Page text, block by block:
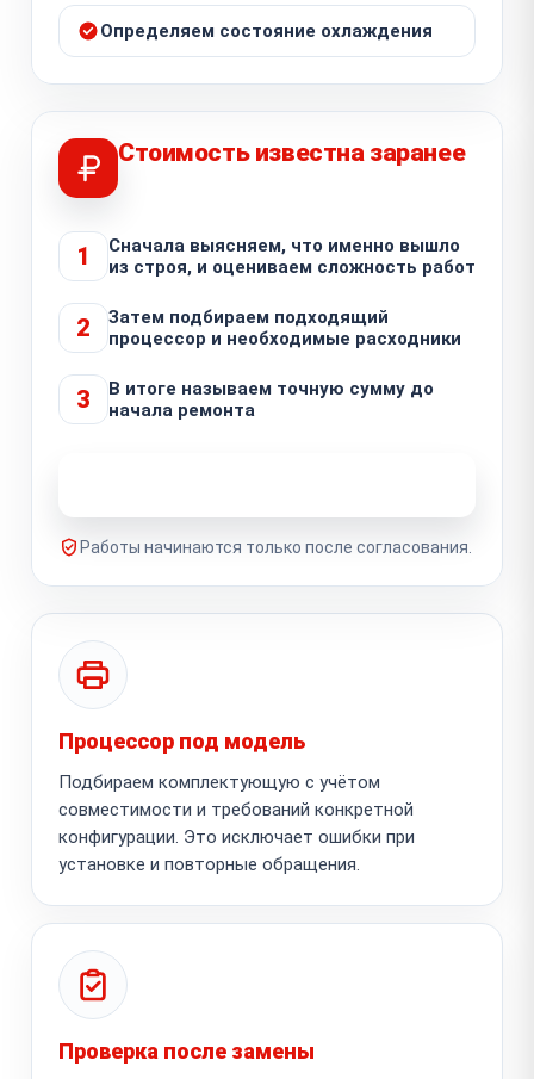
Определяем состояние охлаждения
Стоимость известна заранее
1
Сначала выясняем, что именно вышло
из строя, и оцениваем сложность работ
2
Затем подбираем подходящий
процессор и необходимые расходники
3
В итоге называем точную сумму до
начала ремонта
Работы начинаются только после согласования.
Процессор под модель
Подбираем комплектующую с учётом
совместимости и требований конкретной
конфигурации. Это исключает ошибки при
установке и повторные обращения.
Проверка после замены